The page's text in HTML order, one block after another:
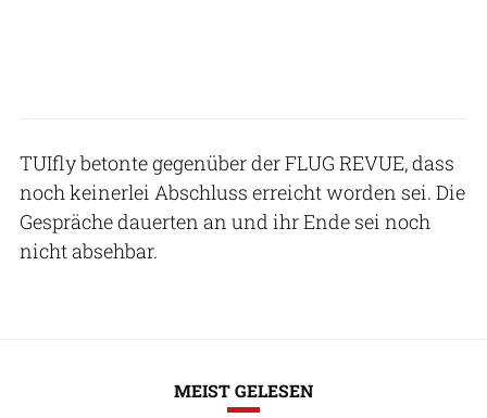
TUIfly betonte gegenüber der FLUG REVUE, dass
noch keinerlei Abschluss erreicht worden sei. Die
Gespräche dauerten an und ihr Ende sei noch
nicht absehbar.
MEIST GELESEN